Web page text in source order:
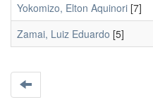
Yokomizo, Elton Aquinori [7]
Zamai, Luiz Eduardo [5]